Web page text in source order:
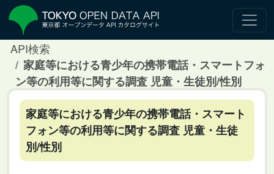
API検索
家庭等における青少年の携帯電話・スマートフォ
ン等の利用等に関する調査 児童・生徒別/性別
家庭等における青少年の携帯電話・スマート
フォン等の利用等に関する調査 児童・生徒
別/性別